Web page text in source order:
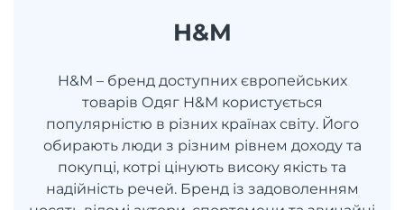
H&M
H&M – бренд доступних європейських
товарів Одяг H&M користується
популярністю в різних країнах світу. Його
обирають люди з різним рівнем доходу та
покупці, котрі цінують високу якість та
надійність речей. Бренд із задоволенням